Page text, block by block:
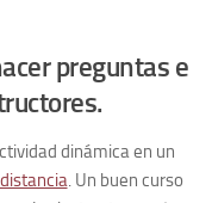
preguntas e
dinámica en un
. Un buen curso